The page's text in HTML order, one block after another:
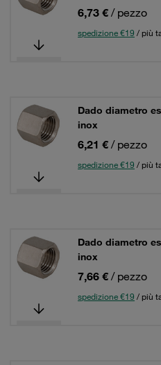
6,73 € / pezzo
spedizione €19 / più
Dado diametro
inox
6,21 € / pezzo
spedizione €19 / più
Dado diametro
inox
7,66 € / pezzo
spedizione €19 / più